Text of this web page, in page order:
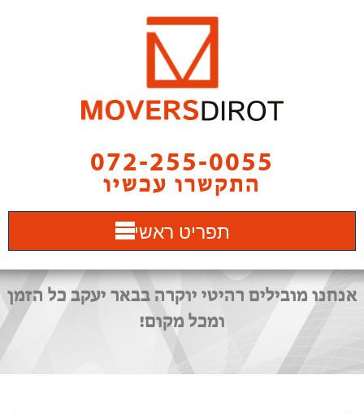
072-255-0055
התקשרו עכשיו
תפריט ראשי
אנחנו מובילים רהיטי יוקרה בבאר יעקב כל הזמן
ומכל מקום!